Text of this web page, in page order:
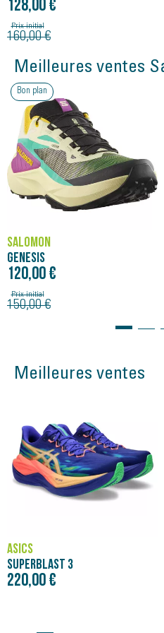
128,00 €
Prix initial
160,00 €
Meilleures ventes
Bon plan
SALOMON
GENESIS
120,00 €
Prix initial
150,00 €
Meilleures ventes
ASICS
SUPERBLAST 3
220,00 €